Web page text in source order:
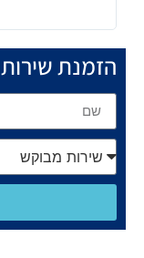
הזמנת שירות